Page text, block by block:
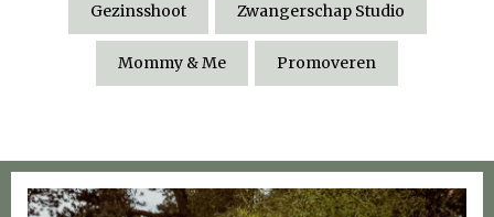
Gezinsshoot Zwangerschap Studio
Mommy & Me Promoveren